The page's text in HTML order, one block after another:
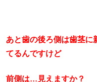
あと歯の後ろ側は歯茎に
てるんですけど
前側は…見えますか？